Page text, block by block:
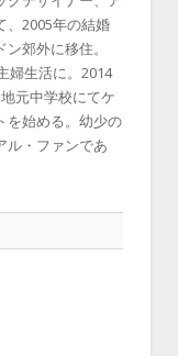
、2005年の結婚
郊外に移住。
婦生活に。2014
元中学校にてケ
を始める。幼少の
ル・ファンであ